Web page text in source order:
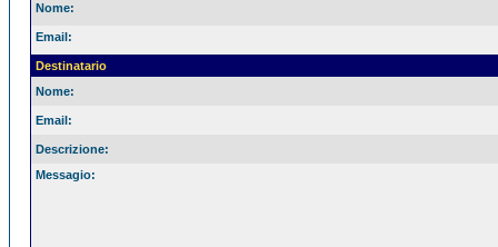
Nome:
Email:
Destinatario
Nome:
Email:
Descrizione:
Messagio: